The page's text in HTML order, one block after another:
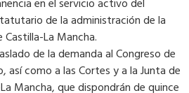
en el servicio activo del
de la administración de la
La Mancha.
de la demanda al Congreso de
así como a las Cortes y a la Junta de
Mancha, que dispondrán de quince